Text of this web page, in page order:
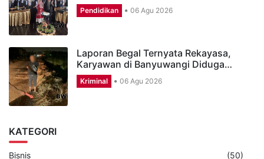
Pendidikan 06 Agu 2026
Laporan Begal Ternyata Rekayasa,
Karyawan di Banyuwangi Diduga…
Kriminal 06 Agu 2026
KATEGORI
Bisnis (50)